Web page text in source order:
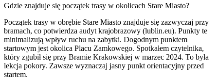
Gdzie znajduje się początek trasy w okolicach Stare Miasto?
Początek trasy w obrębie Stare Miasto znajduje się zazwyczaj przy
bramach, co potwierdza audyt krajobrazowy (lublin.eu). Punkty te
minimalizują wpływ ruchu na zabytki. Dogodnym punktem
startowym jest okolica Placu Zamkowego. Spotkałem czytelnika,
który zgubił się przy Bramie Krakowskiej w marzec 2024. To była
lekcja pokory. Zawsze wyznaczaj jasny punkt orientacyjny przed
startem.